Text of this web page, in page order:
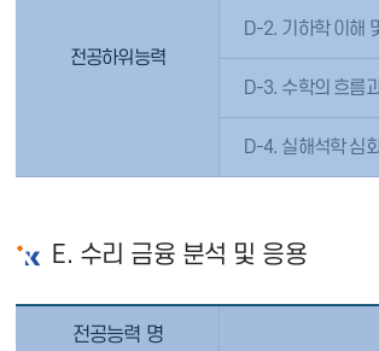
전공하위능력
D-2. 기하학 이해
D-3. 수학의 흐름
D-4. 실해석학 심
E. 수리 금융 분석 및 응용
전공능력 명